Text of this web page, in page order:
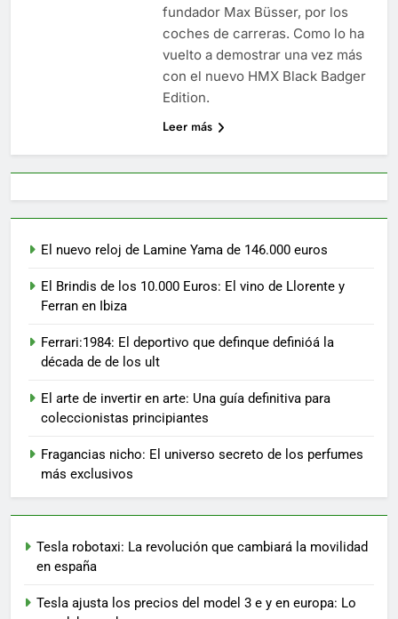
fundador Max Büsser, por los
coches de carreras. Como lo ha
vuelto a demostrar una vez más
con el nuevo HMX Black Badger
Edition.
Leer más
El nuevo reloj de Lamine Yama de 146.000 euros
El Brindis de los 10.000 Euros: El vino de Llorente y
Ferran en Ibiza
Ferrari:1984: El deportivo que definque definióá la
década de de los ult
El arte de invertir en arte: Una guía definitiva para
coleccionistas principiantes
Fragancias nicho: El universo secreto de los perfumes
más exclusivos
Tesla robotaxi: La revolución que cambiará la movilidad
en españa
Tesla ajusta los precios del model 3 e y en europa: Lo